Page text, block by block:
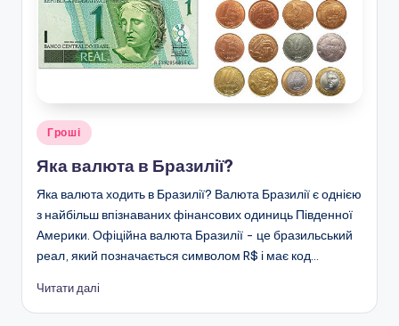
Опубліковано
Гроші
Яка валюта в Бразилії?
Яка валюта ходить в Бразилії? Валюта Бразилії є однією
з найбільш впізнаваних фінансових одиниць Південної
Америки. Офіційна валюта Бразилії - це бразильський
реал, який позначається символом R$ і має код…
Читати далі